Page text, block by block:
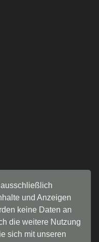
und Anzeigen
keine Daten an
die weitere Nutzung
sich mit unseren